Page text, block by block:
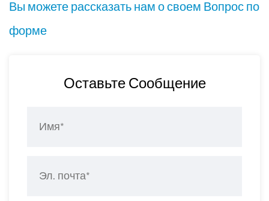
Вы можете рассказать нам о своем Вопрос по
форме
Оставьте Сообщение